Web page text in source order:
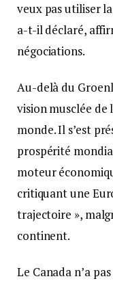
veux pas utiliser
a-t-il déclaré,
négociations.
Au-delà du
vision musclée de
monde. Il s’est
prospérité
moteur
critiquant une
trajectoire »,
continent.
Le Canada n’a